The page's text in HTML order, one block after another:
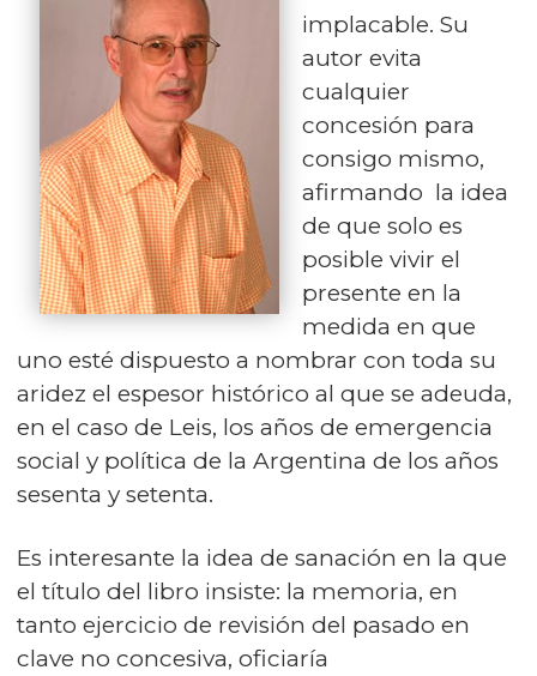
implacable. Su
autor evita
cualquier
concesión para
consigo mismo,
afirmando la idea
de que solo es
posible vivir el
presente en la
medida en que
uno esté dispuesto a nombrar con toda su
aridez el espesor histórico al que se adeuda,
en el caso de Leis, los años de emergencia
social y política de la Argentina de los años
sesenta y setenta.
Es interesante la idea de sanación en la que
el título del libro insiste: la memoria, en
tanto ejercicio de revisión del pasado en
clave no concesiva, oficiaría